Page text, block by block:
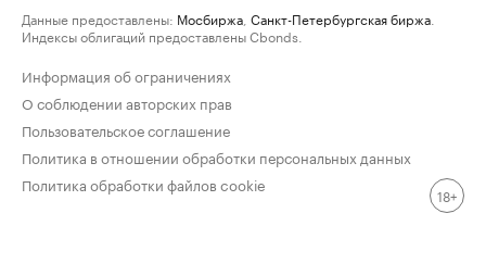
Данные предоставлены: Мосбиржа Санкт-Петербургская биржа
Индексы облигаций предоставлены Cbonds.
Информация об ограничениях
О соблюдении авторских прав
Пользовательское соглашение
Политика в отношении обработки персональных данных
Политика обработки файлов cookie
18+